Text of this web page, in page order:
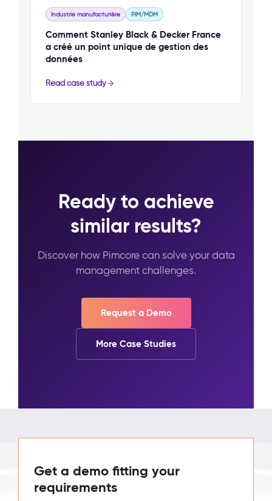
Industrie manufacturière PIM/MDM
Comment Stanley Black & Decker France
a créé un point unique de gestion des
données
Read case study
Ready to achieve
similar results?
Discover how Pimcore can solve your data
management challenges.
Request a Demo
More Case Studies
Get a demo fitting your
requirements